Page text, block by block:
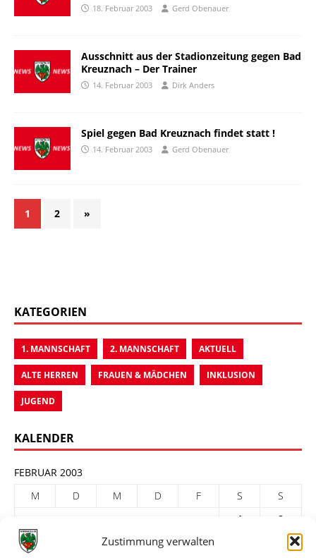
Zustimmung verwalten
18. Februar 2003 Gerd Obenauer
Ausschnitt aus der Stadionzeitung gegen Bad
Kreuznach – Der Trainer
14. Februar 2003 Dirk Anders
Spiel gegen Bad Kreuznach findet statt !
14. Februar 2003 Gerd Obenauer
1 2 »
KATEGORIEN
1. MANNSCHAFT 2. MANNSCHAFT AKTUELL
ALTE HERREN FRAUEN & MÄDCHEN INKLUSION
JUGEND
KALENDER
FEBRUAR 2003
M
D M D F S
S
1
2
3
5 6 7